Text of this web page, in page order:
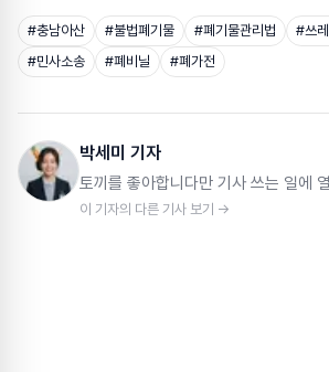
#충남아산 #불법폐기물 #폐기물관리법 #쓰
#민사소송 #폐비닐 #폐가전
박세미 기자
토끼를 좋아합니다만 기사 쓰는 일에
이 기자의 다른 기사 보기 →